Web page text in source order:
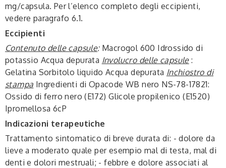
mg/capsula. Per l’elenco completo degli eccipienti,
vedere paragrafo 6.1.
Eccipienti
Contenuto delle capsule:Macrogol 600 Idrossido di
potassio Acqua depurata Involucro delle capsule :
Gelatina Sorbitolo liquido Acqua depurata Inchiostro di
stampa Ingredienti di Opacode WB nero NS-78-17821:
Ossido di ferro nero (E172) Glicole propilenico (E1520)
Ipromellosa 6cP
Indicazioni terapeutiche
Trattamento sintomatico di breve durata di: - dolore da
lieve a moderato quale per esempio mal di testa, mal di
denti e dolori mestruali; - febbre e dolore associati al